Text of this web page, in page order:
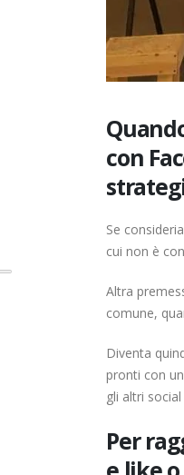
con
Se
cui non è
Altra
comune,
Diventa
pronti con
gli altri
Per